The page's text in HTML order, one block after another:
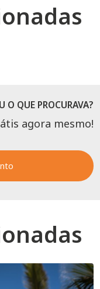
O QUE PROCURAVA?
agora mesmo!